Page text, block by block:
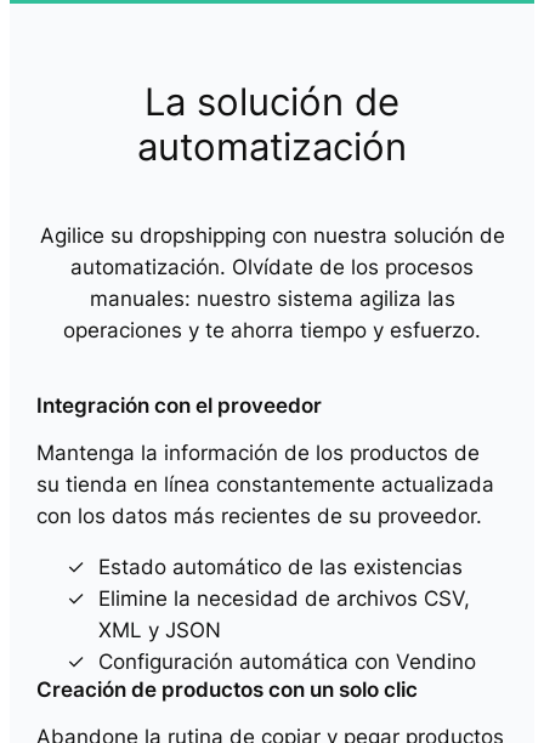
La solución de
automatización
Agilice su dropshipping con nuestra solución de
automatización. Olvídate de los procesos
manuales: nuestro sistema agiliza las
operaciones y te ahorra tiempo y esfuerzo.
Integración con el proveedor
Mantenga la información de los productos de
su tienda en línea constantemente actualizada
con los datos más recientes de su proveedor.
Estado automático de las existencias
Elimine la necesidad de archivos CSV,
XML y JSON
Configuración automática con Vendino
Creación de productos con un solo clic
Abandone la rutina de copiar y pegar productos